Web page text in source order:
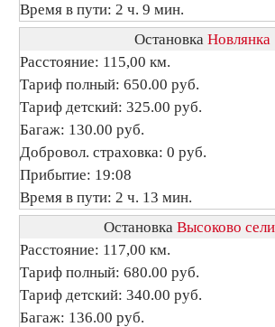
Время в пути: 2 ч. 9 мин.
Остановка Новлянка
Расстояние: 115,00 км.
Тариф полный: 650.00 руб.
Тариф детский: 325.00 руб.
Багаж: 130.00 руб.
Добровол. страховка: 0 руб.
Прибытие: 19:08
Время в пути: 2 ч. 13 мин.
Остановка Высоково
Расстояние: 117,00 км.
Тариф полный: 680.00 руб.
Тариф детский: 340.00 руб.
Багаж: 136.00 руб.